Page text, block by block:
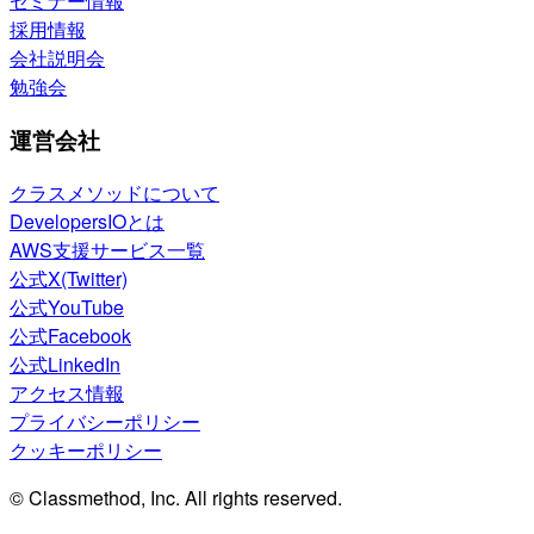
採用情報
会社説明会
勉強会
運営会社
クラスメソッドについて
DevelopersIOとは
AWS支援サービス一覧
公式X(Twitter)
公式YouTube
公式Facebook
公式LinkedIn
アクセス情報
プライバシーポリシー
クッキーポリシー
© Classmethod, Inc. All rights reserved.